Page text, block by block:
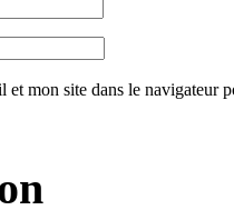
et mon site dans le navigateur